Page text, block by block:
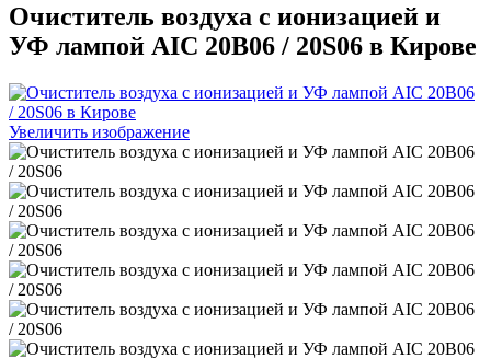
Очиститель воздуха с ионизацией и
УФ лампой AIC 20B06 / 20S06 в Кирове
Увеличить изображение